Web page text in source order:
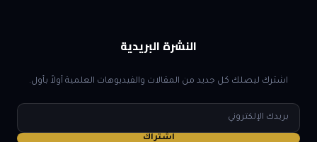
النشرة البريدية
اشترك ليصلك كل جديد من المقالات والفيديوهات العلمية أولاً بأول.
البريد
الإلكتروني
اشتراك